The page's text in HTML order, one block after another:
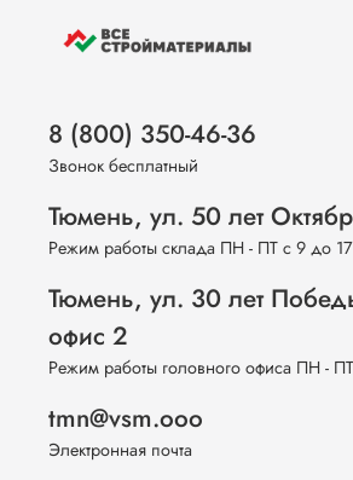
8 (800) 350-46-36
Звонок бесплатный
Тюмень, ул. 50 лет
Режим работы склада ПН - ПТ с 9 до 17
Тюмень, ул. 30 лет
офис 2
Режим работы головного офиса ПН -
tmn@vsm.ooo
Электронная почта